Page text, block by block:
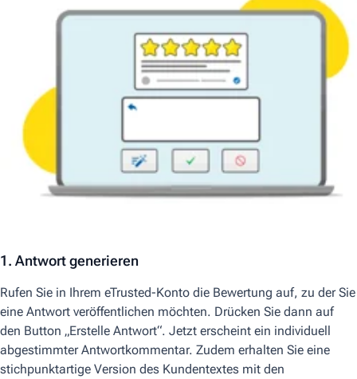
1. Antwort generieren
Rufen Sie in Ihrem eTrusted-Konto die Bewertung auf, zu der Sie
eine Antwort veröffentlichen möchten. Drücken Sie dann auf
den Button „Erstelle Antwort“. Jetzt erscheint ein individuell
abgestimmter Antwortkommentar. Zudem erhalten Sie eine
stichpunktartige Version des Kundentextes mit den